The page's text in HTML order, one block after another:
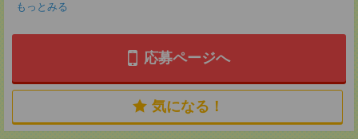
もっとみる
応募ページへ
気になる！